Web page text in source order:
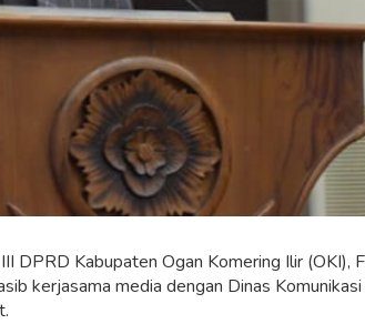
DPRD Kabupaten Ogan Komering Ilir (OKI),
kerjasama media dengan Dinas Komunikasi